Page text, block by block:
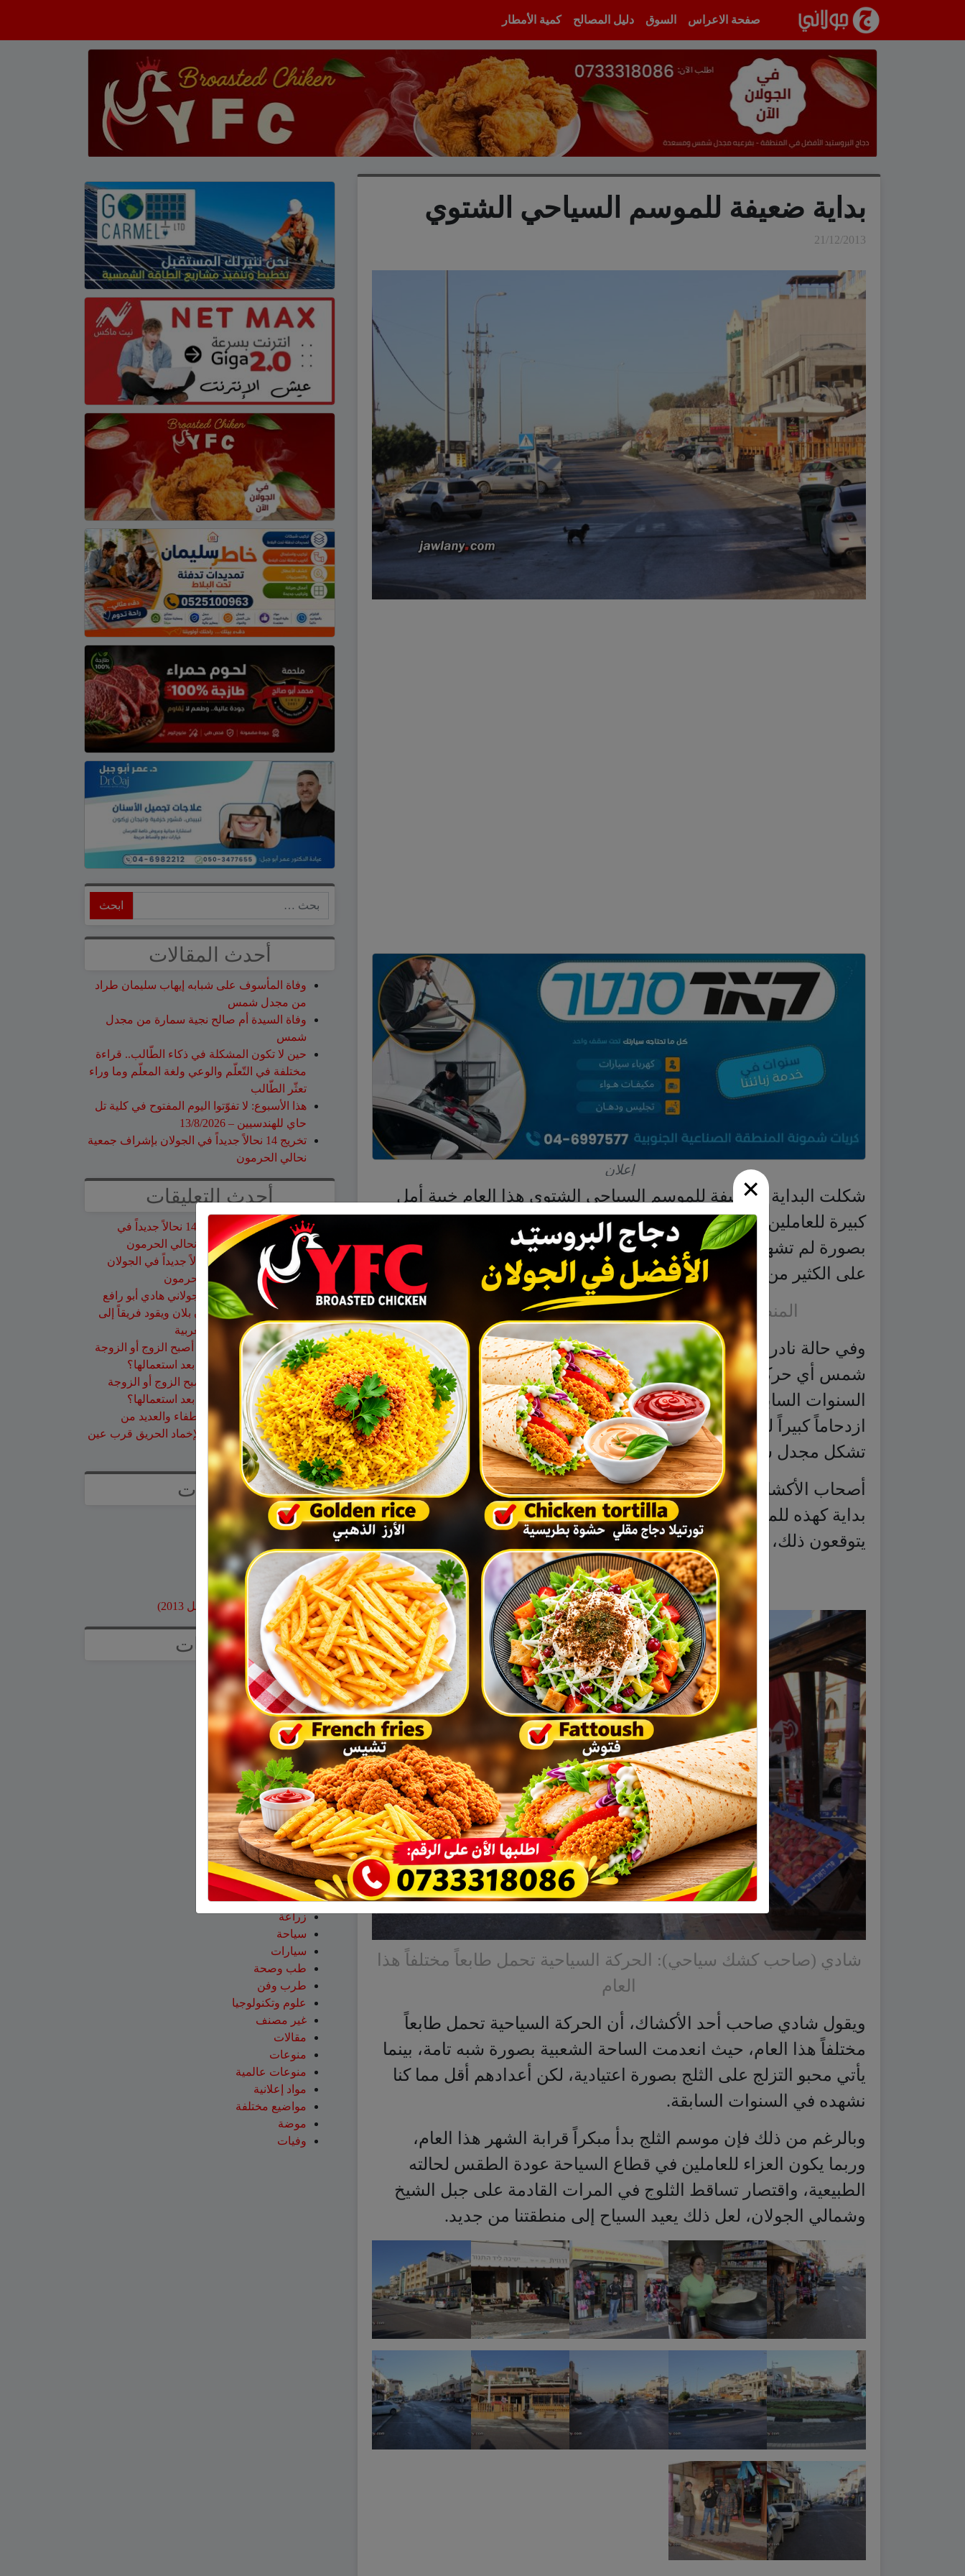
صفحة الاعراس
السوق دليل المصالح كمية الأمطار
×
بداية ضعيفة للموسم السياحي الشتوي
21/12/2013
إعلان
شكلت البداية الضعيفة للموسم السياحي الشتوي هذا العام خيبة أمل
كبيرة للعاملين في قطاع السياحة في الجولان، إذ انخفض عدد السياح
بصورة لم تشهدها المنطقة منذ زمن بعيد، وذلك بسبب تساقط الثلوج
على الكثير من المناطق في إسرائيل الأسبوع الماضي.
المنطقة الغربية خلت من حركة السياحة بصورة تامة
وفي حالة نادرة، لم تشهد الشوارع في المنطقة الغربية من مجدل
شمس أي حركة سياحية في ساعات الصباح، بخلاف ما عهدناه في
السنوات السابقة، حيث كانت تشهد صباح أيام السبت بصورة خاصة
ازدحاماً كبيراً للسياح المتوجهين إلى منتجع جبل الشيخ الشتوي، والذي
تشكل مجدل شمس معبراً وحيداً للوصول إليه.
أصحاب الأكشاك السياحية والمقاهي والمطاعم، قالوا أنهم لا يذكرون
بداية كهذه للموسم السياحي الشتوي، ولكنهم يوضحون أنهم كانوا
يتوقعون ذلك، لأن الثلوج تساقطت مؤخراً في معظم مناطق إسرائيل.
شادي (صاحب كشك سياحي): الحركة السياحية تحمل طابعاً مختلفاً هذا
العام
ويقول شادي صاحب أحد الأكشاك، أن الحركة السياحية تحمل طابعاً
مختلفاً هذا العام، حيث انعدمت الساحة الشعبية بصورة شبه تامة، بينما
يأتي محبو التزلج على الثلج بصورة اعتيادية، لكن أعدادهم أقل مما كنا
نشهده في السنوات السابقة.
وبالرغم من ذلك فإن موسم الثلج بدأ مبكراً قرابة الشهر هذا العام،
وربما يكون العزاء للعاملين في قطاع السياحة عودة الطقس لحالته
الطبيعية، واقتصار تساقط الثلوج في المرات القادمة على جبل الشيخ
وشمالي الجولان، لعل ذلك يعيد السياح إلى منطقتنا من جديد.
اخبار وتقارير
أحدث المقالات
وفاة المأسوف على شبابه إيهاب سليمان طراد
من مجدل شمس
وفاة السيدة أم صالح نجية سمارة من مجدل
شمس
حين لا تكون المشكلة في ذكاء الطّالب.. قراءة
مختلفة في التّعلّم والوعي ولغة المعلّم وما وراء
تعثّر الطّالب
هذا الأسبوع: لا تفوّتوا اليوم المفتوح في كلية تل
حاي للهندسيين – 13/8/2026
تخريج 14 نحالاً جديداً في الجولان بإشراف جمعية
نحالي الحرمون
أحدث التعليقات
نبيه عويداتعلى
تخريج 14 نحالاً جديداً في
الجولان بإشراف جمعية نحالي الحرمون
عزات
على
تخريج 14 نحالاً جديداً في الجولان
بإشراف جمعية نحالي الحرمون
عقاب ابو شاهينعلى
الجولاني هادي أبو رافع
ينجح في تسلق قمة مون بلان ويقود فريقاً إلى
أعلى نقطة في أوروبا الغربية
سلمان أبو عواد
هل أصبح الزوج أو الزوجة
مجرد سلعة نتخلص منها بعد استعمالها؟
طليع محمودعلى
هل أصبح الزوج أو الزوجة
مجرد سلعة نتخلص منها بعد استعمالها؟
عبد اللهعلى
14 طاقم إطفاء والعديد من
طائرات إطفاء الحرائق لإخماد الحريق قرب عين
قنية – فيديو
صفحات
صفحة الاعراس
صور قديمة
بنوك وبطاقات اعتماد
مواقع محلية
ارشيف موقع جولاني (قبل 2013)
تصنيفات
آراء
أخبار وتقارير
إعلانات
اخبار
اخبار عالمية
اخبار وتقارير
اقتصاد
الجولان
تعليم ومدارس
ثقافة
ثقافة أدب وفن
حالة الطقس
رياضة
رياضة عالمية
زراعة
سياحة
سيارات
طب وصحة
طرب وفن
علوم وتكنولوجيا
غير مصنف
مقالات
منوعات
منوعات عالمية
مواد إعلانية
مواضيع مختلفة
موضة
وفيات